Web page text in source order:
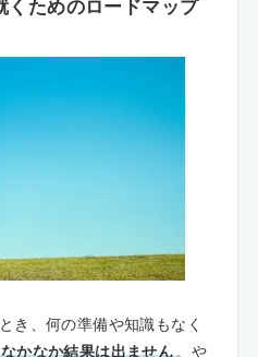
くためのロードマップ
き、何の準備や知識もなく
かなか結果は出ません 。や